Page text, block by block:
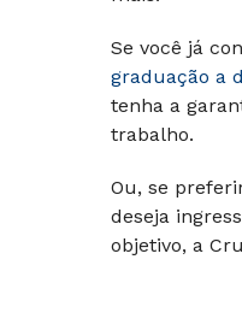
Se você já
graduação a
tenha a
trabalho.
Ou, se
deseja
objetivo, a